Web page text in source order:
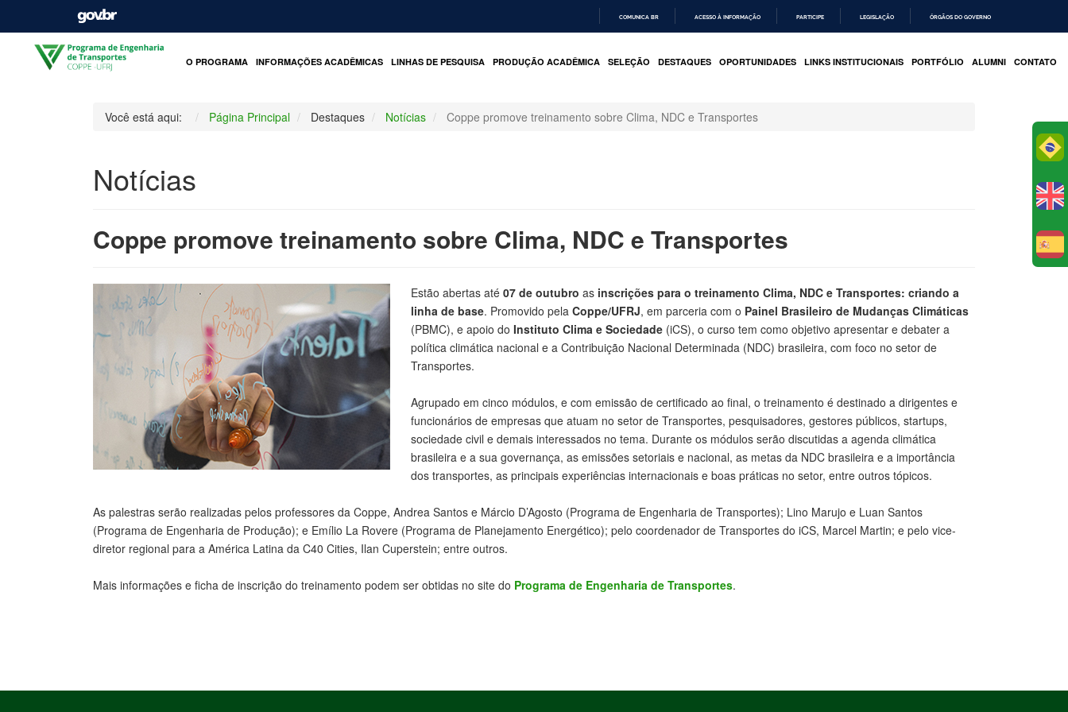
O
COMUNICA BR ACESSO À INFORMAÇÃO PARTICIPE LEGISLAÇÃO ÓRGÃOS DO GOVERNO
O PROGRAMA INFORMAÇÕES ACADÊMICAS LINHAS DE PESQUISA PRODUÇÃO ACADÊMICA SELEÇÃO DESTAQUES OPORTUNIDADES LINKS INSTITUCIONAIS PORTFÓLIO ALUMNI CONTATO
Você está aqui: Página Principal Destaques Notícias Coppe promove treinamento sobre Clima, NDC e Transportes
Notícias
Coppe promove treinamento sobre Clima, NDC e Transportes
Estão abertas até 07 de outubro as inscrições para o treinamento Clima, NDC e Transportes: criando a
linha de base. Promovido pela Coppe/UFRJ, em parceria com o Painel Brasileiro de Mudanças Climáticas
(PBMC), e apoio do Instituto Clima e Sociedade (iCS), o curso tem como objetivo apresentar e debater a
política climática nacional e a Contribuição Nacional Determinada (NDC) brasileira, com foco no setor de
Transportes.
Agrupado em cinco módulos, e com emissão de certificado ao final, o treinamento é destinado a dirigentes e
funcionários de empresas que atuam no setor de Transportes, pesquisadores, gestores públicos, startups,
sociedade civil e demais interessados no tema. Durante os módulos serão discutidas a agenda climática
brasileira e a sua governança, as emissões setoriais e nacional, as metas da NDC brasileira e a importância
dos transportes, as principais experiências internacionais e boas práticas no setor, entre outros tópicos.
As palestras serão realizadas pelos professores da Coppe, Andrea Santos e Márcio D’Agosto (Programa de Engenharia de Transportes); Lino Marujo e Luan Santos
(Programa de Engenharia de Produção); e Emílio La Rovere (Programa de Planejamento Energético); pelo coordenador de Transportes do iCS, Marcel Martin; e pelo vice-
diretor regional para a América Latina da C40 Cities, Ilan Cuperstein; entre outros.
Mais informações e ficha de inscrição do treinamento podem ser obtidas no site do Programa de Engenharia de Transportes.